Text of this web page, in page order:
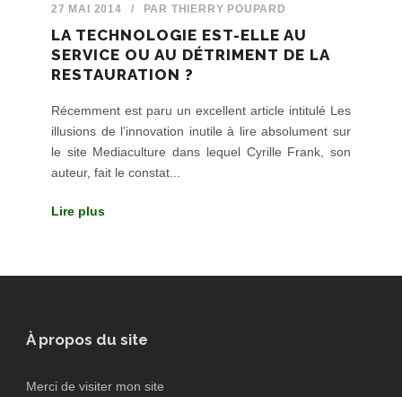
27 MAI 2014 / PAR THIERRY POUPARD
LA TECHNOLOGIE EST-ELLE AU
SERVICE OU AU DÉTRIMENT DE LA
RESTAURATION ?
Récemment est paru un excellent article intitulé Les
illusions de l’innovation inutile à lire absolument sur
le site Mediaculture dans lequel Cyrille Frank, son
auteur, fait le constat...
Lire plus
À propos du site
Merci de visiter mon site